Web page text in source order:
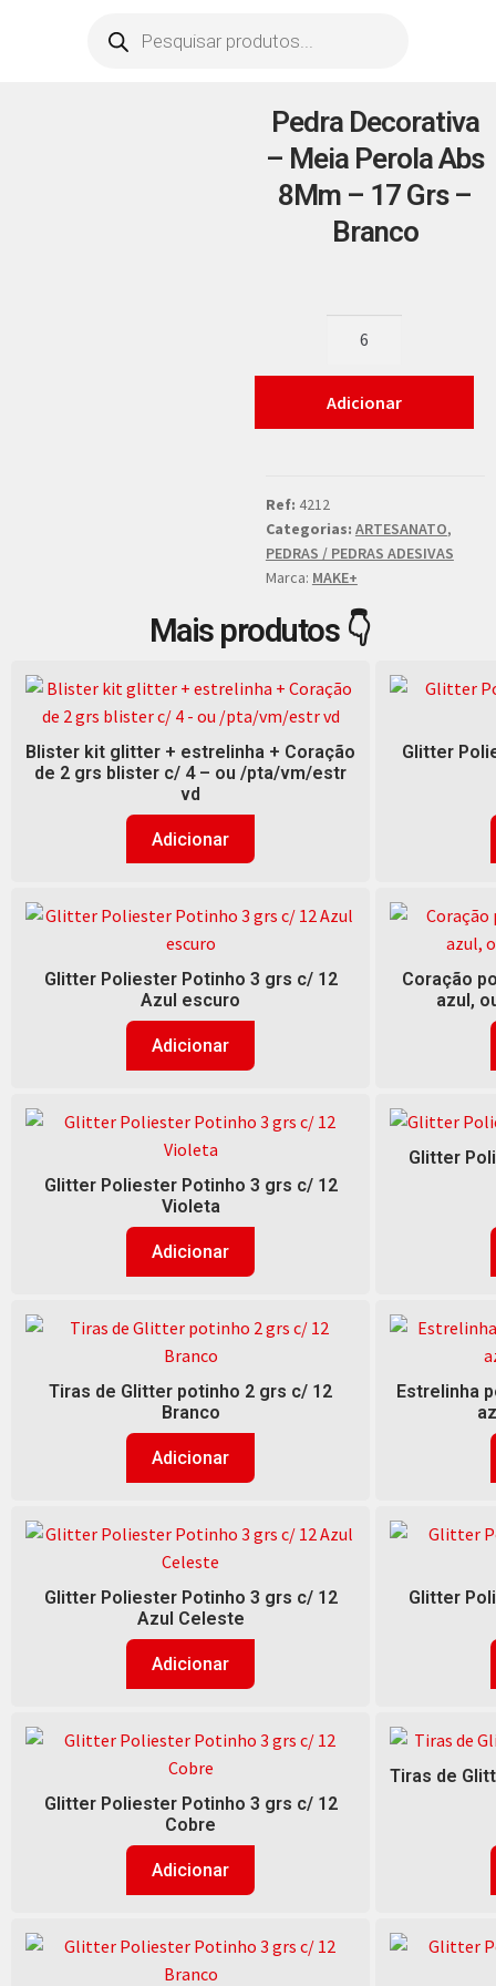
Pedra Decorativa
– Meia Perola Abs
8Mm – 17 Grs –
Branco
Adicionar
Ref: 4212
Categorias: ARTESANATO,
PEDRAS / PEDRAS ADESIVAS
Marca: MAKE+
Blister kit glitter + estrelinha + Coração
de 2 grs blister c/ 4 – ou /pta/vm/estr
vd
Adicionar
Glitter
Glitter Poliester Potinho 3 grs c/ 12
Azul escuro
Adicionar
Coração
azul,
Glitter Poliester Potinho 3 grs c/ 12
Violeta
Adicionar
Glitter
Tiras de Glitter potinho 2 grs c/ 12
Branco
Adicionar
Estrelinha
Glitter Poliester Potinho 3 grs c/ 12
Azul Celeste
Adicionar
Glitter
Glitter Poliester Potinho 3 grs c/ 12
Cobre
Adicionar
Tiras de
Mais produtos 👇